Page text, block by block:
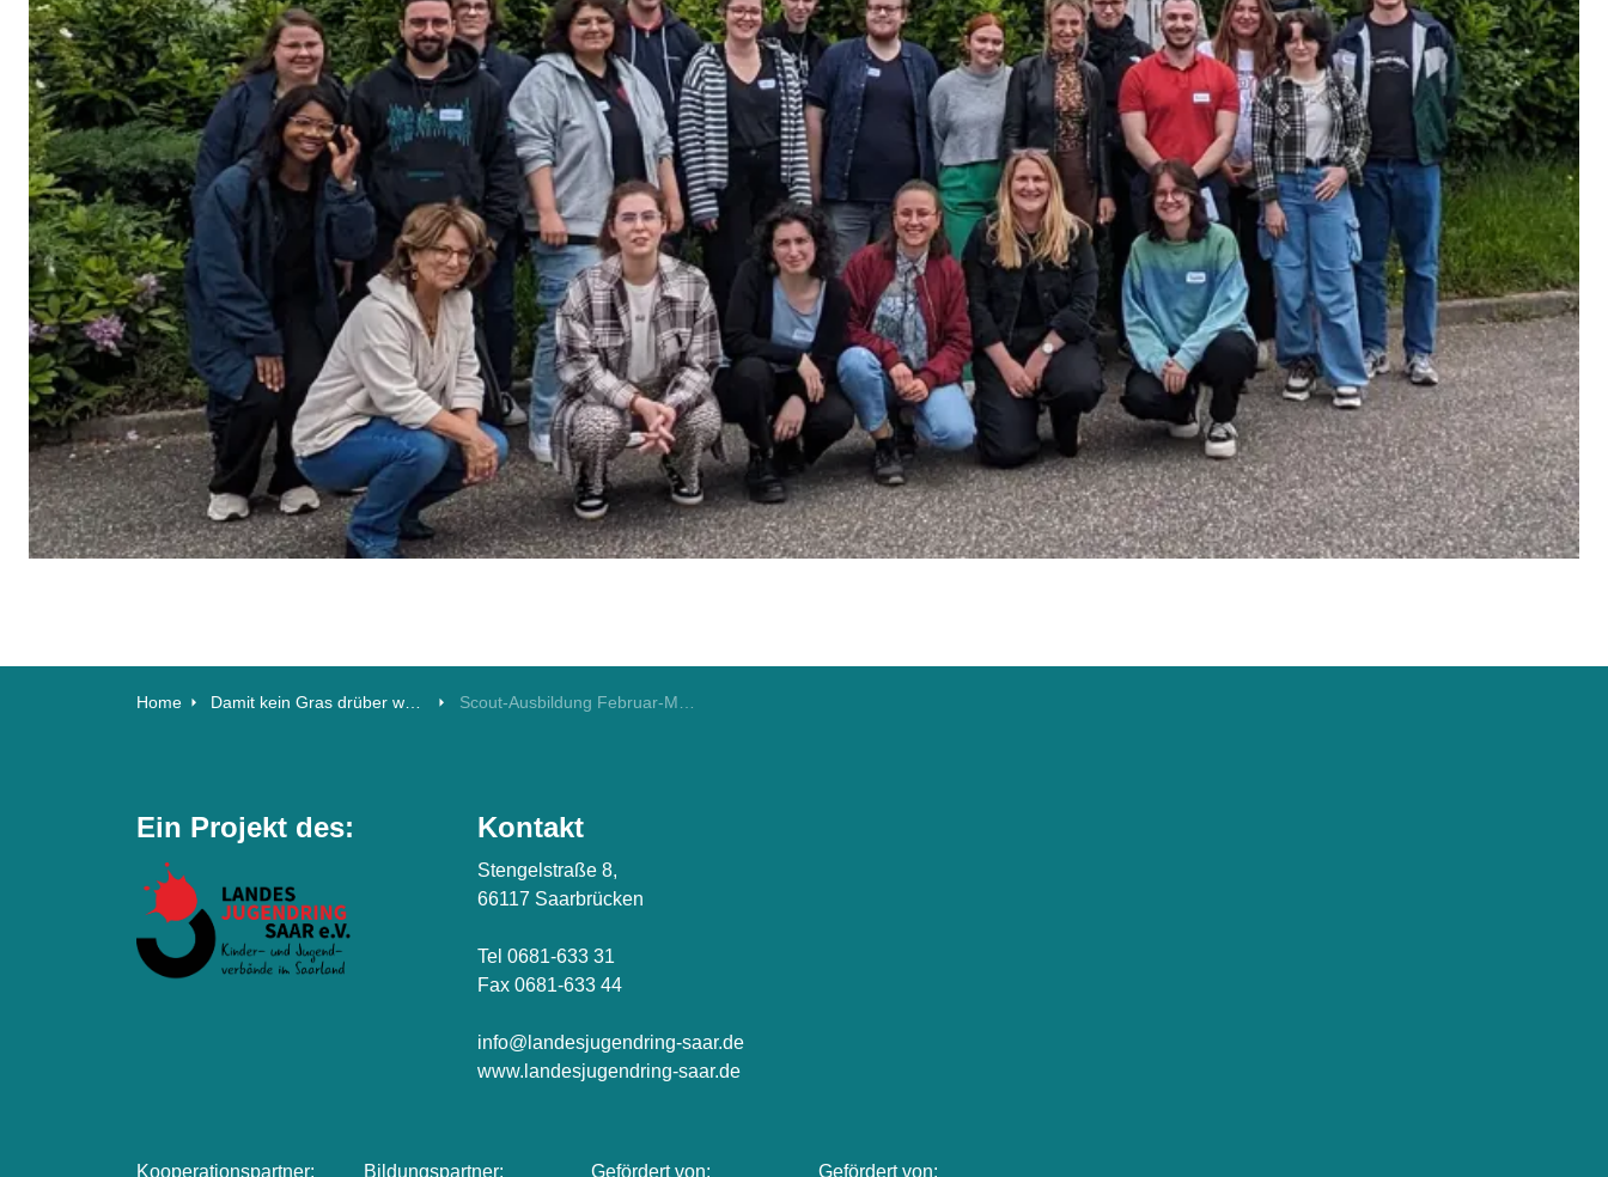
Home Damit kein Gras drüber wächst
Ein Projekt des: Kontakt
Stengelstraße 8,
66117 Saarbrücken
Tel 0681-633 31
Fax 0681-633 44
info@landesjugendring-saar.de
www.landesjugendring-saar.de
Kooperationspartner: Bildungspartner: Gefördert von: Gefördert von: